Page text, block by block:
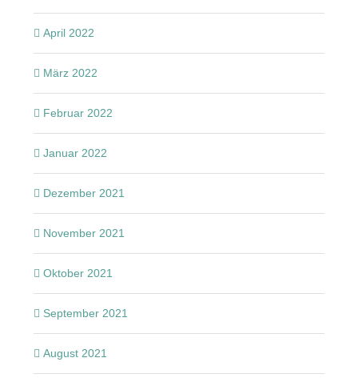
April 2022
März 2022
Februar 2022
Januar 2022
Dezember 2021
November 2021
Oktober 2021
September 2021
August 2021